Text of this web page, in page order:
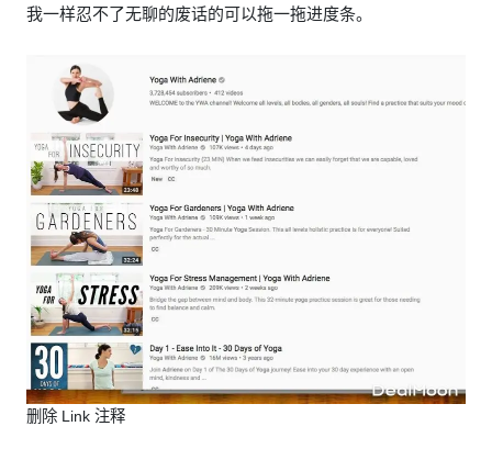
我一样忍不了无聊的废话的可以拖一拖进度条。
删除 Link 注释